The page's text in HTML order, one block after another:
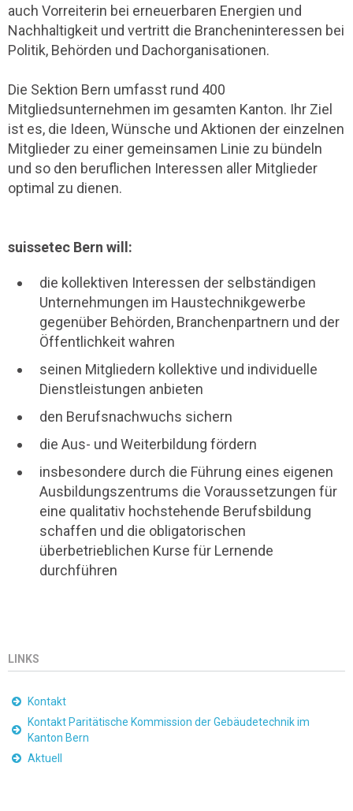
auch Vorreiterin bei erneuerbaren Energien und
Nachhaltigkeit und vertritt die Brancheninteressen bei
Politik, Behörden und Dachorganisationen.
Die Sektion Bern umfasst rund 400
Mitgliedsunternehmen im gesamten Kanton. Ihr Ziel
ist es, die Ideen, Wünsche und Aktionen der einzelnen
Mitglieder zu einer gemeinsamen Linie zu bündeln
und so den beruflichen Interessen aller Mitglieder
optimal zu dienen.
suissetec Bern will:
die kollektiven Interessen der selbständigen
Unternehmungen im Haustechnikgewerbe
gegenüber Behörden, Branchenpartnern und der
Öffentlichkeit wahren
seinen Mitgliedern kollektive und individuelle
Dienstleistungen anbieten
den Berufsnachwuchs sichern
die Aus- und Weiterbildung fördern
insbesondere durch die Führung eines eigenen
Ausbildungszentrums die Voraussetzungen für
eine qualitativ hochstehende Berufsbildung
schaffen und die obligatorischen
überbetrieblichen Kurse für Lernende
durchführen
LINKS
Kontakt
Kontakt Paritätische Kommission der Gebäudetechnik im
Kanton Bern
Aktuell